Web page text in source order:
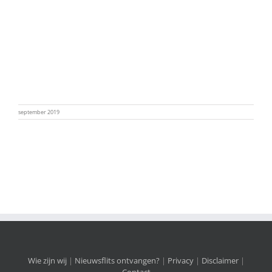
september 2019
Wie zijn wij | Nieuwsflits ontvangen? | Privacy| Disclaimer|